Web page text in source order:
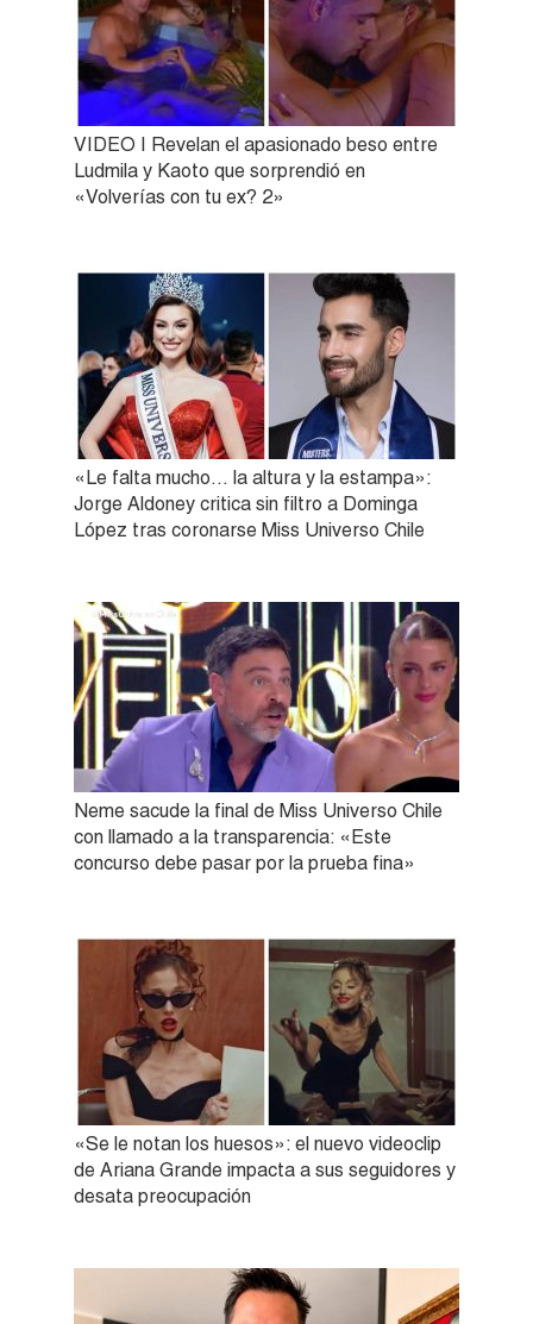
VIDEO | Revelan el apasionado beso entre
Ludmila y Kaoto que sorprendió en
«Volverías con tu ex? 2»
«Le falta mucho… la altura y la estampa»:
Jorge Aldoney critica sin filtro a Dominga
López tras coronarse Miss Universo Chile
Neme sacude la final de Miss Universo Chile
con llamado a la transparencia: «Este
concurso debe pasar por la prueba fina»
«Se le notan los huesos»: el nuevo videoclip
de Ariana Grande impacta a sus seguidores y
desata preocupación